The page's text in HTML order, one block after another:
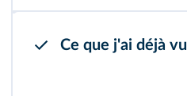
Ce que j'ai déjà vu